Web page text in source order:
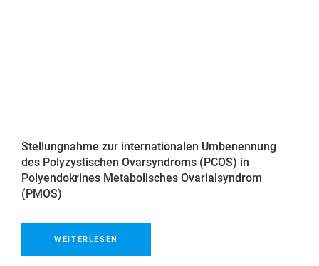
Stellungnahme zur internationalen Umbenennung
des Polyzystischen Ovarsyndroms (PCOS) in
Polyendokrines Metabolisches Ovarialsyndrom
(PMOS)
WEITERLESEN